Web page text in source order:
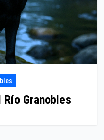
Granobles